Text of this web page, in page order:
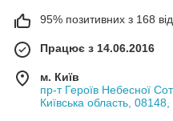
95% позитивних з 168
Працює з 14.06.2016
м. Київ
пр-т Героїв Небесної
Київська область,